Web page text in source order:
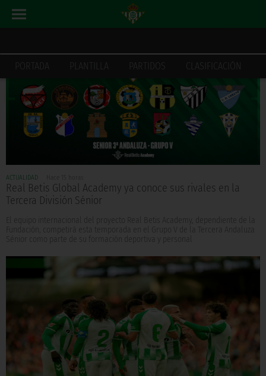
PORTADA PLANTILLA PARTIDOS CLASIFICACIÓN
ACTUALIDAD
Real Betis Global Academy ya conoce sus rivales en la
Tercera División Sénior
El equipo internacional del proyecto Real Betis Academy, dependiente de la
Fundación, competirá esta temporada en el Grupo V de la Tercera Andaluza
Sénior como parte de su formación deportiva y personal